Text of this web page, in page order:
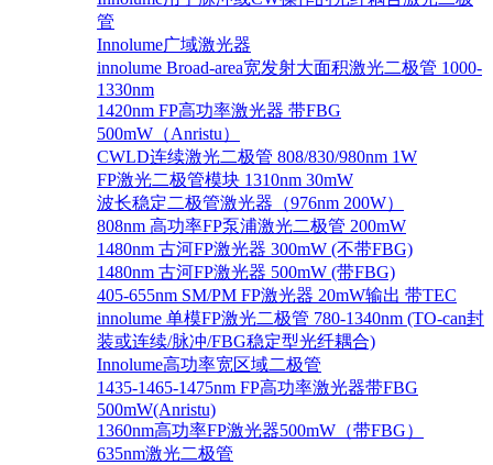
管
Innolume广域激光器
innolume Broad-area宽发射大面积激光二极管 1000-
1330nm
1420nm FP高功率激光器 带FBG
500mW（Anristu）
CWLD连续激光二极管 808/830/980nm 1W
FP激光二极管模块 1310nm 30mW
波长稳定二极管激光器（976nm 200W）
808nm 高功率FP泵浦激光二极管 200mW
1480nm 古河FP激光器 300mW (不带FBG)
1480nm 古河FP激光器 500mW (带FBG)
405-655nm SM/PM FP激光器 20mW输出 带TEC
innolume 单模FP激光二极管 780-1340nm (TO-can封
装或连续/脉冲/FBG稳定型光纤耦合)
Innolume高功率宽区域二极管
1435-1465-1475nm FP高功率激光器带FBG
500mW(Anristu)
1360nm高功率FP激光器500mW（带FBG）
635nm激光二极管